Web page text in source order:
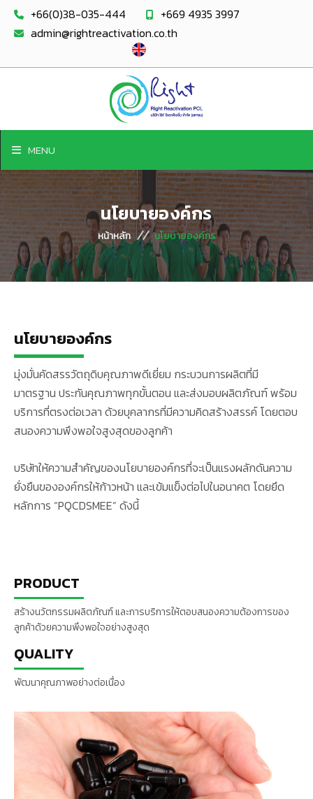
+66(0)38-035-444
+669 4935 3997
admin@rightreactivation.co.th
MENU
นโยบายองค์กร
หน้าหลัก นโยบายองค์กร
นโยบายองค์กร
มุ่งมั่นคัดสรรวัตถุดิบคุณภาพดีเยี่ยม กระบวนการผลิตที่มี
มาตรฐาน ประกันคุณภาพทุกขั้นตอน และส่งมอบผลิตภัณฑ์ พร้อม
บริการที่ตรงต่อเวลา ด้วยบุคลากรที่มีความคิดสร้างสรรค์ โดยตอบ
สนองความพึงพอใจสูงสุดของลูกค้า
บริษัทให้ความสำคัญของนโยบายองค์กรที่จะเป็นแรงผลักดันความ
ยั่งยืนขององค์กรให้ก้าวหน้า และเข้มแข็งต่อไปในอนาคต โดยยึด
หลักการ “PQCDSMEE” ดังนี้
PRODUCT
สร้างนวัตกรรมผลิตภัณฑ์ และการบริการให้ตอบสนองความต้องการของ
ลูกค้าด้วยความพึงพอใจอย่างสูงสุด
QUALITY
พัฒนาคุณภาพอย่างต่อเนื่อง